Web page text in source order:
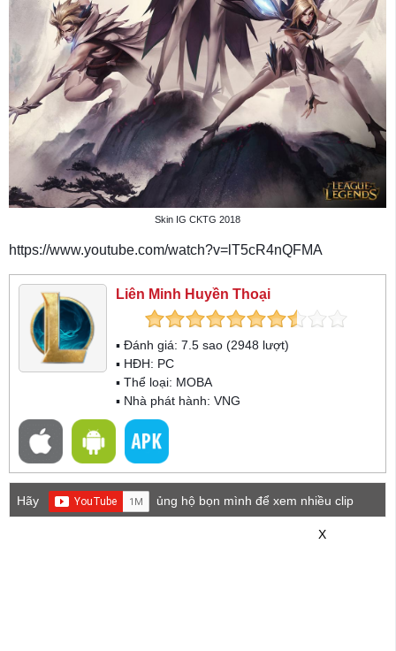
Skin IG CKTG 2018
https://www.youtube.com/watch?v=lT5cR4nQFMA
Liên Minh Huyền Thoại
▪ Đánh giá: 7.5 sao (2948 lượt)
▪ HĐH: PC
▪ Thể loại: MOBA
▪ Nhà phát hành: VNG
Hãy
ủng hộ bọn mình để xem nhiều clip
X